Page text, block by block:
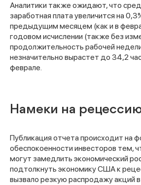
Аналитики также ожидают, что
заработная плата увеличится на
предыдущим месяцем (как и в
годовом исчислении (также без
продолжительность рабочей
незначительно вырастет до 34,2
феврале.
Намеки на
Публикация отчета происходит на
обеспокоенности инвесторов тем,
могут замедлить экономический
подтолкнуть экономику США к
вызвало резкую распродажу акций в